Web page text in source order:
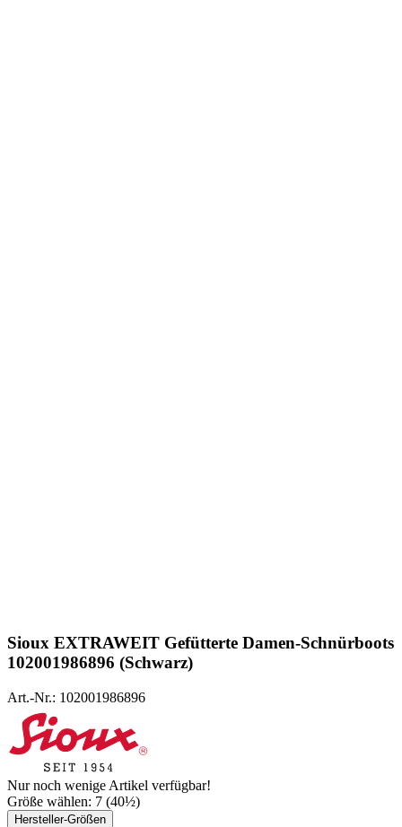
Sioux EXTRAWEIT Gefütterte Damen-Schnürboots
102001986896 (Schwarz)
Art.-Nr.: 102001986896
Nur noch wenige Artikel verfügbar!
Größe wählen: 7 (40½)
Hersteller-Größen